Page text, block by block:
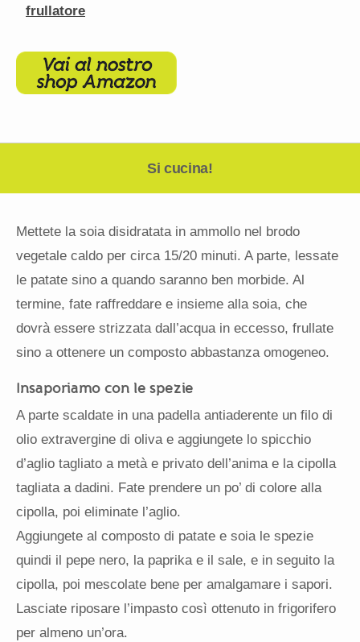
frullatore
Si cucina!
Mettete la soia disidratata in ammollo nel brodo
vegetale caldo per circa 15/20 minuti. A parte, lessate
le patate sino a quando saranno ben morbide. Al
termine, fate raffreddare e insieme alla soia, che
dovrà essere strizzata dall’acqua in eccesso, frullate
sino a ottenere un composto abbastanza omogeneo.
Insaporiamo con le spezie
A parte scaldate in una padella antiaderente un filo di
olio extravergine di oliva e aggiungete lo spicchio
d’aglio tagliato a metà e privato dell’anima e la cipolla
tagliata a dadini. Fate prendere un po’ di colore alla
cipolla, poi eliminate l’aglio.
Aggiungete al composto di patate e soia le spezie
quindi il pepe nero, la paprika e il sale, e in seguito la
cipolla, poi mescolate bene per amalgamare i sapori.
Lasciate riposare l’impasto così ottenuto in frigorifero
per almeno un’ora.